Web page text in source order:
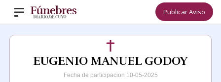
Publicar Aviso
EUGENIO MANUEL GODOY
Fecha de participacion 10-05-2025